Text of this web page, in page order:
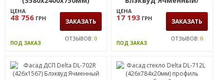
Блэквуд Ячменный/
Каркас белый/Опора
белый беж
ЦЕНА
48 756 ГРН ЗАКАЗАТЬ
ПОД ЗАКАЗ
ОТЗЫВОВ: 0
Каркас белый/Опора
белый беж
ЦЕНА
17 193 ГРН ЗАКАЗАТЬ
ПОД ЗАКАЗ
ОТЗЫВОВ: 0